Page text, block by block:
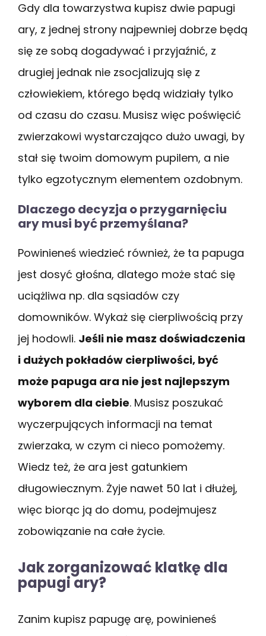
Gdy dla towarzystwa kupisz dwie papugi
ary, z jednej strony najpewniej dobrze będą
się ze sobą dogadywać i przyjaźnić, z
drugiej jednak nie zsocjalizują się z
człowiekiem, którego będą widziały tylko
od czasu do czasu. Musisz więc poświęcić
zwierzakowi wystarczająco dużo uwagi, by
stał się twoim domowym pupilem, a nie
tylko egzotycznym elementem ozdobnym.
Dlaczego decyzja o przygarnięciu
ary musi być przemyślana?
Powinieneś wiedzieć również, że ta papuga
jest dosyć głośna, dlatego może stać się
uciążliwa np. dla sąsiadów czy
domowników. Wykaż się cierpliwością przy
jej hodowli. Jeśli nie masz doświadczenia
i dużych pokładów cierpliwości, być
może papuga ara nie jest najlepszym
wyborem dla ciebie. Musisz poszukać
wyczerpujących informacji na temat
zwierzaka, w czym ci nieco pomożemy.
Wiedz też, że ara jest gatunkiem
długowiecznym. Żyje nawet 50 lat i dłużej,
więc biorąc ją do domu, podejmujesz
zobowiązanie na całe życie.
Jak zorganizować klatkę dla
papugi ary?
Zanim kupisz papugę arę, powinieneś